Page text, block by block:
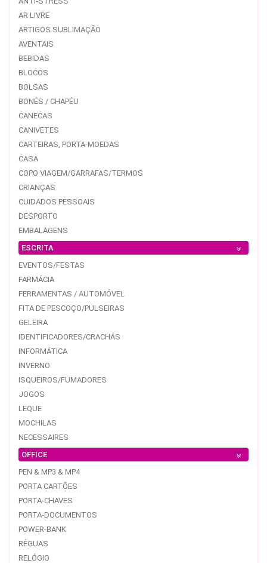
AR LIVRE
ARTIGOS SUBLIMAÇÃO
AVENTAIS
BEBIDAS
BLOCOS
BOLSAS
BONÉS / CHAPÉU
CANECAS
CANIVETES
CARTEIRAS, PORTA-MOEDAS
CASA
COPO VIAGEM/GARRAFAS/TERMOS
CRIANÇAS
CUIDADOS PESSOAIS
DESPORTO
EMBALAGENS
ESCRITA
EVENTOS/FESTAS
FARMÁCIA
FERRAMENTAS / AUTOMÓVEL
FITA DE PESCOÇO/PULSEIRAS
GELEIRA
IDENTIFICADORES/CRACHÁS
INFORMÁTICA
INVERNO
ISQUEIROS/FUMADORES
JOGOS
LEQUE
MOCHILAS
NECESSAIRES
OFFICE
PEN & MP3 & MP4
PORTA CARTÕES
PORTA-CHAVES
PORTA-DOCUMENTOS
POWER-BANK
RÉGUAS
RELÓGIO